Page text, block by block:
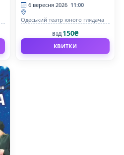
6 вересня 2026 11:00
Одеський театр юного глядача
ВІД150₴
КВИТКИ